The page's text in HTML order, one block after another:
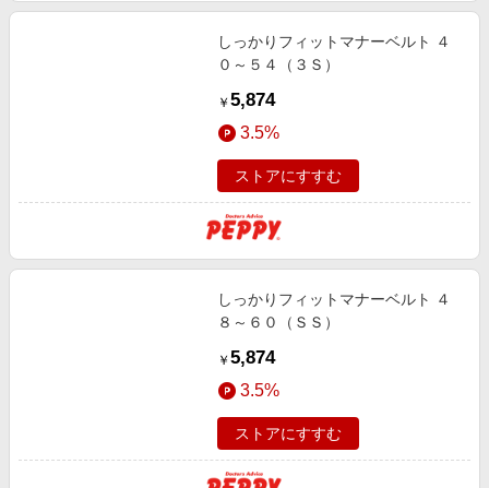
しっかりフィットマナーベルト ４
０～５４（３Ｓ）
￥ 5,874
3.5%
ストアにすすむ
しっかりフィットマナーベルト ４
８～６０（ＳＳ）
￥ 5,874
3.5%
ストアにすすむ